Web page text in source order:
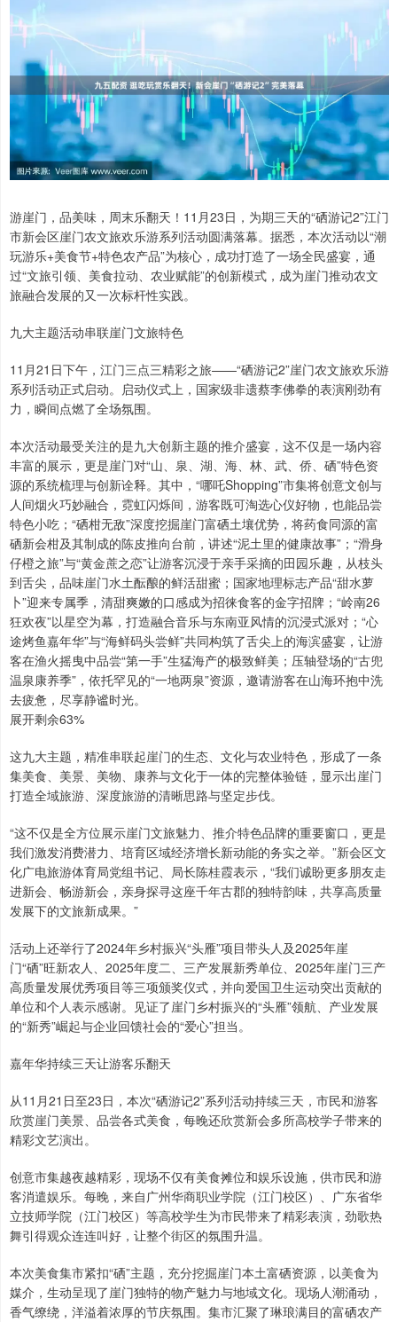
游崖门，品美味，周末乐翻天！11月23日，为期三天的“硒游记2”江门
市新会区崖门农文旅欢乐游系列活动圆满落幕。据悉，本次活动以“潮
玩游乐+美食节+特色农产品”为核心，成功打造了一场全民盛宴，通
过“文旅引领、美食拉动、农业赋能”的创新模式，成为崖门推动农文
旅融合发展的又一次标杆性实践。
九大主题活动串联崖门文旅特色
11月21日下午，江门三点三精彩之旅——“硒游记2”崖门农文旅欢乐游
系列活动正式启动。启动仪式上，国家级非遗蔡李佛拳的表演刚劲有
力，瞬间点燃了全场氛围。
本次活动最受关注的是九大创新主题的推介盛宴，这不仅是一场内容
丰富的展示，更是崖门对“山、泉、湖、海、林、武、侨、硒”特色资
源的系统梳理与创新诠释。其中，“哪吒Shopping”市集将创意文创与
人间烟火巧妙融合，霓虹闪烁间，游客既可淘选心仪好物，也能品尝
特色小吃；“硒柑无敌”深度挖掘崖门富硒土壤优势，将药食同源的富
硒新会柑及其制成的陈皮推向台前，讲述“泥土里的健康故事”；“滑身
仔橙之旅”与“黄金蔗之恋”让游客沉浸于亲手采摘的田园乐趣，从枝头
到舌尖，品味崖门水土酝酿的鲜活甜蜜；国家地理标志产品“甜水萝
卜”迎来专属季，清甜爽嫩的口感成为招徕食客的金字招牌；“岭南26
狂欢夜”以星空为幕，打造融合音乐与东南亚风情的沉浸式派对；“心
途烤鱼嘉年华”与“海鲜码头尝鲜”共同构筑了舌尖上的海滨盛宴，让游
客在渔火摇曳中品尝“第一手”生猛海产的极致鲜美；压轴登场的“古兜
温泉康养季”，依托罕见的“一地两泉”资源，邀请游客在山海环抱中洗
去疲惫，尽享静谧时光。
展开剩余63%
这九大主题，精准串联起崖门的生态、文化与农业特色，形成了一条
集美食、美景、美物、康养与文化于一体的完整体验链，显示出崖门
打造全域旅游、深度旅游的清晰思路与坚定步伐。
“这不仅是全方位展示崖门文旅魅力、推介特色品牌的重要窗口，更是
我们激发消费潜力、培育区域经济增长新动能的务实之举。”新会区文
化广电旅游体育局党组书记、局长陈桂霞表示，“我们诚盼更多朋友走
进新会、畅游新会，亲身探寻这座千年古郡的独特韵味，共享高质量
发展下的文旅新成果。”
活动上还举行了2024年乡村振兴“头雁”项目带头人及2025年崖
门“硒”旺新农人、2025年度二、三产发展新秀单位、2025年崖门三产
高质量发展优秀项目等三项颁奖仪式，并向爱国卫生运动突出贡献的
单位和个人表示感谢。见证了崖门乡村振兴的“头雁”领航、产业发展
的“新秀”崛起与企业回馈社会的“爱心”担当。
嘉年华持续三天让游客乐翻天
从11月21日至23日，本次“硒游记2”系列活动持续三天，市民和游客
欣赏崖门美景、品尝各式美食，每晚还欣赏新会多所高校学子带来的
精彩文艺演出。
创意市集越夜越精彩，现场不仅有美食摊位和娱乐设施，供市民和游
客消遣娱乐。每晚，来自广州华商职业学院（江门校区）、广东省华
立技师学院（江门校区）等高校学生为市民带来了精彩表演，劲歌热
舞引得观众连连叫好，让整个街区的氛围升温。
本次美食集市紧扣“硒”主题，充分挖掘崖门本土富硒资源，以美食为
媒介，生动呈现了崖门独特的物产魅力与地域文化。现场人潮涌动，
香气缭绕，洋溢着浓厚的节庆氛围。集市汇聚了琳琅满目的富硒农产